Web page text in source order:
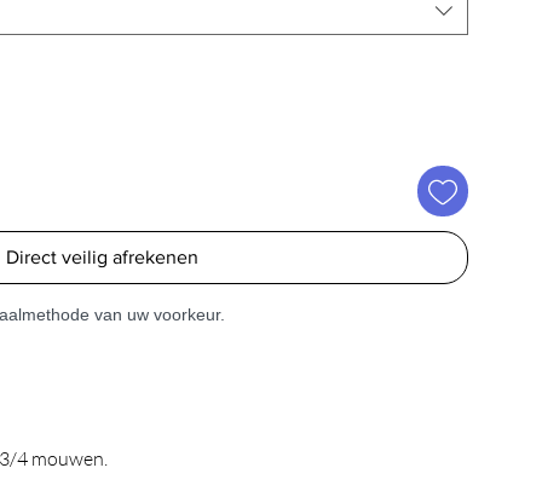
Direct veilig afrekenen
van uw voorkeur.
4 mouwen.